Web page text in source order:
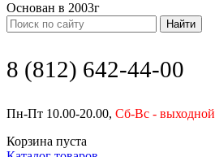
Основан в 2003г
Найти
8 (812) 642-44-00
Пн-Пт 10.00-20.00, Сб-Вс - выходной
Корзина пуста